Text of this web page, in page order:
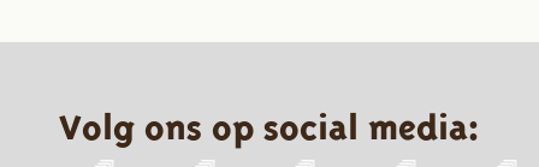
Volg ons op social media: